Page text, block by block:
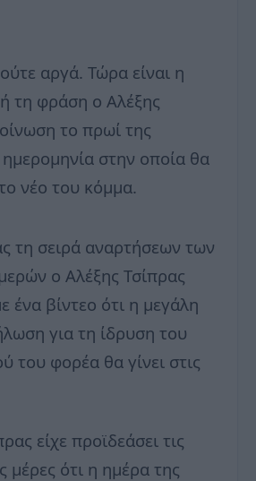
αργά. Τώρα είναι η
τη φράση ο Αλέξης
το πρωί της
στην οποία θα
νέο του κόμμα.
τη σειρά αναρτήσεων των
ο Αλέξης Τσίπρας
ένα βίντεο ότι η μεγάλη
για τη ίδρυση του
του φορέα θα γίνει στις
είχε προϊδεάσει τις
μέρες ότι η ημέρα της